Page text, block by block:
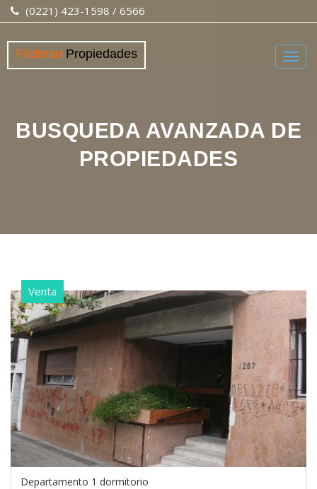
(0221) 423-1598 / 6566
Fridman Propiedades
BUSQUEDA AVANZADA DE
PROPIEDADES
Venta
Departamento 1 dormitorio